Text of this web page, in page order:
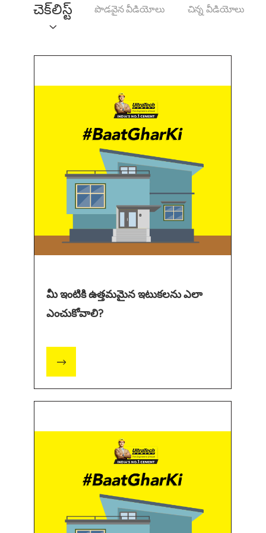
చెక్‌లిస్ట్ పొడవైన వీడియోలు చిన్న వీడియోలు
మీ ఇంటికి ఉత్తమమైన ఇటుకలను ఎలా
ఎంచుకోవాలి?